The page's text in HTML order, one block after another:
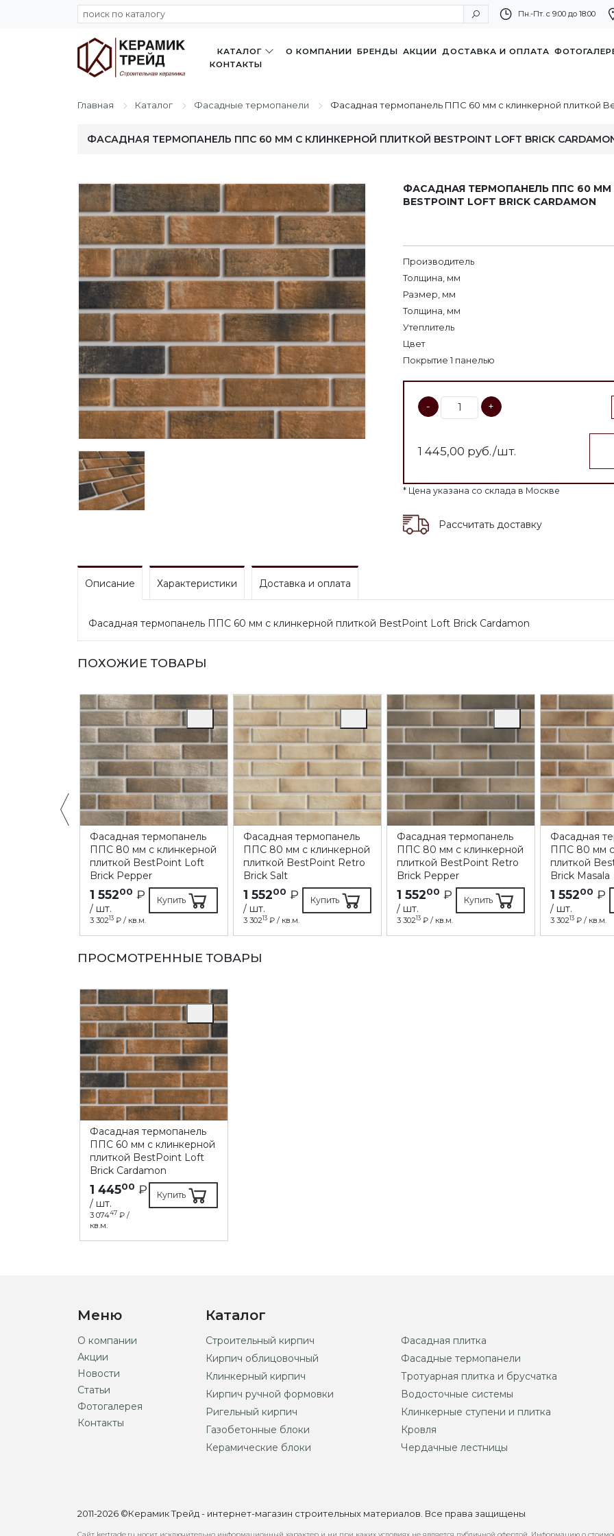
Пн.-Пт. с 9:00 до 18:00
КАТАЛОГ О КОМПАНИИ БРЕНДЫ АКЦИИ ДОСТАВКА И ОПЛАТА
КОНТАКТЫ
Главная Каталог Фасадные термопанели Фасадная термопанель ППC 60 мм с клинкерной плиткой
ФАСАДНАЯ ТЕРМОПАНЕЛЬ ППC 60 ММ С КЛИНКЕРНОЙ ПЛИТКОЙ BESTPOINT LOFT BRICK
ФАСАДНАЯ ТЕРМОПАНЕЛЬ ППC 60
BESTPOINT LOFT BRICK CARDAMON
Производитель
Толщина, мм
Размер, мм
Толщина, мм
Утеплитель
Цвет
Покрытие 1 панелью
- +
1 445,00 руб./шт.
* Цена указана со склада в Москве
Рассчитать доставку
Описание Характеристики Доставка и оплата
Фасадная термопанель ППC 60 мм с клинкерной плиткой BestPoint Loft Brick Cardamon
ПОХОЖИЕ ТОВАРЫ
Фасадная термопанель
ППC 80 мм с клинкерной
плиткой BestPoint Loft
Brick Pepper
1 55200 ₽
/ шт.
3 30213 ₽ / кв.м.
Купить
Фасадная термопанель
ППC 80 мм с клинкерной
плиткой BestPoint Retro
Brick Salt
1 55200 ₽
/ шт.
3 30213 ₽ / кв.м.
Купить
Фасадная термопанель
ППC 80 мм с клинкерной
плиткой BestPoint Retro
Brick Pepper
1 55200 ₽
/ шт.
3 30213 ₽ / кв.м.
Купить
Фасадная
ППC 80 мм
плиткой
Brick Masala
1 55200 ₽
/ шт.
3 30213 ₽ / кв.м.
ПРОСМОТРЕННЫЕ ТОВАРЫ
Фасадная термопанель
ППC 60 мм с клинкерной
плиткой BestPoint Loft
Brick Cardamon
1 44500 ₽
/ шт.
3 07447 ₽ /
кв.м.
Купить
Меню
О компании
Акции
Новости
Статьи
Фотогалерея
Контакты
Каталог
Строительный кирпич
Кирпич облицовочный
Клинкерный кирпич
Кирпич ручной формовки
Ригельный кирпич
Газобетонные блоки
Керамические блоки
Фасадная плитка
Фасадные термопанели
Тротуарная плитка и брусчатка
Водосточные системы
Клинкерные ступени и плитка
Кровля
Чердачные лестницы
2011-2026 ©Керамик Трейд - интернет-магазин строительных материалов. Все права защищены